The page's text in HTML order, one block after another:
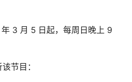
3 月 5 日起，每周日晚上 9
节目：